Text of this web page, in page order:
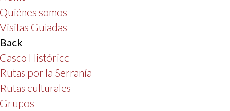
Quiénes somos
Visitas Guiadas
Back
Casco Histórico
Rutas por la Serranía
Rutas culturales
Grupos